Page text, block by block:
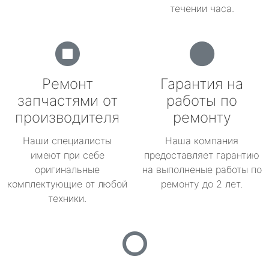
течении часа.
Ремонт
запчастями от
производителя
Наши специалисты
имеют при себе
оригинальные
комплектующие от любой
техники.
Гарантия на
работы по
ремонту
Наша компания
предоставляет гарантию
на выполненые работы по
ремонту до 2 лет.